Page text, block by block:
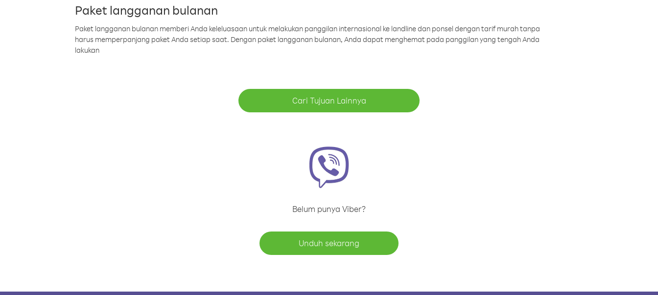
Paket langganan bulanan
Paket langganan bulanan memberi Anda keleluasaan untuk melakukan panggilan internasional ke landline dan ponsel dengan tarif murah tanpa
harus memperpanjang paket Anda setiap saat. Dengan paket langganan bulanan, Anda dapat menghemat pada panggilan yang tengah Anda
lakukan
Cari Tujuan Lainnya
Belum punya Viber?
Unduh sekarang